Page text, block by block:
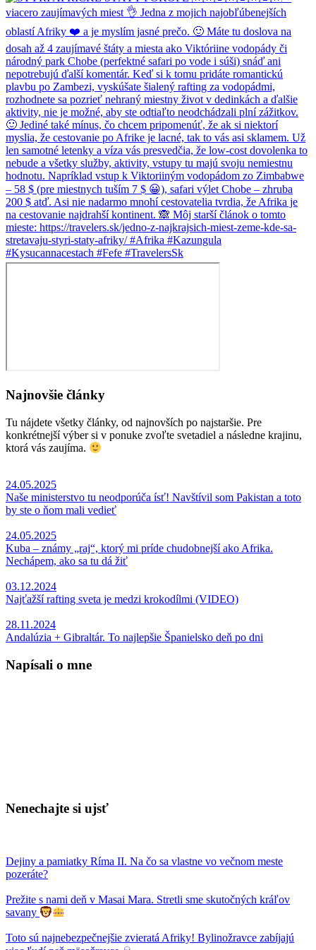
Najnovšie články
Tu nájdete všetky články, od najnovších po najstaršie. Pre
konkrétnejší výber si v ponuke zvoľte svetadiel a následne krajinu,
ktorá vás zaujíma.
24.05.2025
Naše ministerstvo tu neodporúča ísť! Navštívil som Pakistan a toto
by ste o ňom mali vedieť
24.05.2025
Kuba – známy „raj“, ktorý mi príde chudobnejší ako Afrika.
Nechápem, ako sa tu dá žiť
03.12.2024
Najťažší rafting sveta je medzi krokodílmi (VIDEO)
28.11.2024
Andalúzia + Gibraltár. To najlepšie Španielsko deň po dni
Napísali o mne
Nenechajte si ujsť
Dejiny a pamiatky Ríma II. Na čo sa vlastne vo večnom meste
pozeráte?
Prežite s nami deň v Masai Mara. Stretli sme skutočných kráľov
savany
Toto sú najnebezpečnejšie zvieratá Afriky! Bylinožravce zabíjajú